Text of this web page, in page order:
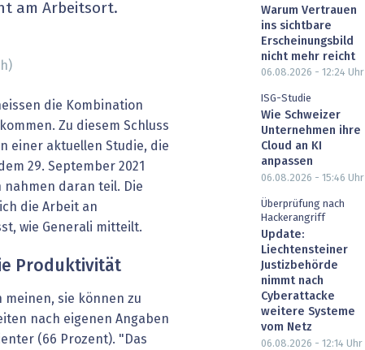
am Arbeitsort.
die Kombination
Zu diesem Schluss
einer aktuellen Studie, die
29. September 2021
nahmen daran teil. Die
die Arbeit an
wie Generali mitteilt.
Produktivität
sie können zu
nach eigenen Angaben
(66 Prozent). "Das
Warum Vertrauen
ins sichtbare
Erscheinungsbild
nicht mehr reicht
06.08.2026 - 12:24 Uhr
ISG-Studie
Wie Schweizer
Unternehmen ihre
Cloud an KI
anpassen
06.08.2026 - 15:46 Uhr
Überprüfung nach
Hackerangriff
Update:
Liechtensteiner
Justizbehörde
nimmt nach
Cyberattacke
weitere Systeme
vom Netz
06.08.2026 - 12:14 Uhr